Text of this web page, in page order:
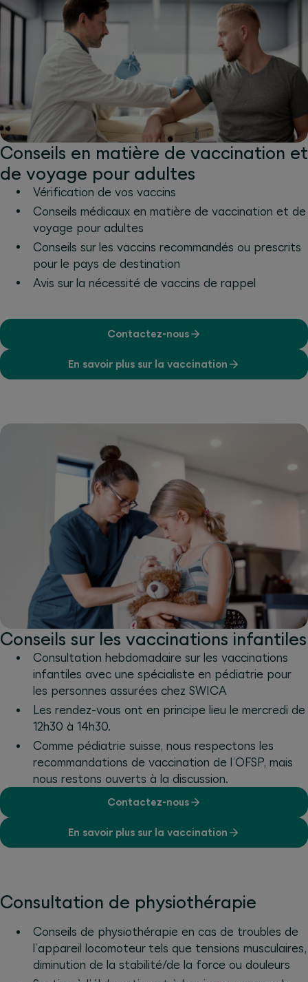
Conseils en matière de vaccination et
de voyage pour adultes
Vérification de vos vaccins
Conseils médicaux en matière de vaccination et de
voyage pour adultes
Conseils sur les vaccins recommandés ou prescrits
pour le pays de destination
Avis sur la nécessité de vaccins de rappel
Contactez-nous
En savoir plus sur la vaccination
Conseils sur les vaccinations infantiles
Consultation hebdomadaire sur les vaccinations
infantiles avec une spécialiste en pédiatrie pour
les personnes assurées chez SWICA
Les rendez-vous ont en principe lieu le mercredi de
12h30 à 14h30.
Comme pédiatrie suisse, nous respectons les
recommandations de vaccination de l’OFSP, mais
nous restons ouverts à la discussion.
Contactez-nous
En savoir plus sur la vaccination
Consultation de physiothérapie
Conseils de physiothérapie en cas de troubles de
l’appareil locomoteur tels que tensions musculaires,
diminution de la stabilité/de la force ou douleurs